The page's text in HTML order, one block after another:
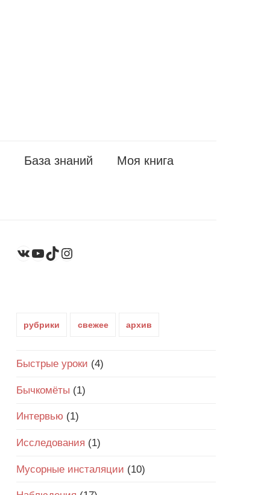
База знаний Моя книга
ВКонтакте
YouTube
TikTokInstagram
рубрики свежее архив
Быстрые уроки (4)
Бычкомёты (1)
Интервью (1)
Исследования (1)
Мусорные инсталяции (10)